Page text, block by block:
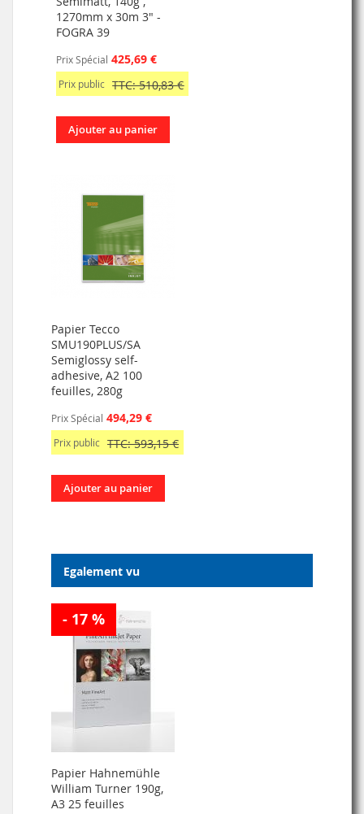
1270mm x 30m 3" -
FOGRA 39
Prix Spécial 425,69 €
Prix public TTC: 510,83 €
Ajouter au panier
Papier Tecco
SMU190PLUS/SA
Semiglossy self-
adhesive, A2 100
feuilles, 280g
Prix Spécial 494,29 €
Prix public TTC: 593,15 €
Ajouter au panier
Egalement vu
- 17 %
Papier Hahnemühle
William Turner 190g,
A3 25 feuilles